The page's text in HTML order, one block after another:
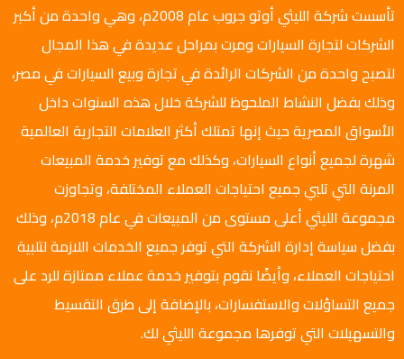
تأسست شركة الليثي أوتو جروب عام 2008م، وهي واحدة من أكبر
الشركات لتجارة السيارات ومرت بمراحل عديدة في هذا المجال
لتصبح واحدة من الشركات الرائدة في تجارة وبيع السيارات في مصر،
وذلك بفضل النشاط الملحوظ للشركة خلال هذه السنوات داخل
الأسواق المصرية حيث إنها تمتلك أكثر العلامات التجارية العالمية
شهرة لجميع أنواع السيارات، وكذلك مع توفير خدمة المبيعات
المرنة التي تلبي جميع احتياجات العملاء المختلفة، وتجاوزت
مجموعة الليثي أعلى مستوى من المبيعات في عام 2018م، وذلك
بفضل سياسة إدارة الشركة التي توفر جميع الخدمات اللازمة لتلبية
احتياجات العملاء، وأيضًا نقوم بتوفير خدمة عملاء ممتازة للرد على
جميع التساؤلات والاستفسارات، بالإضافة إلى طرق التقسيط
والتسهيلات التي توفرها مجموعة الليثي لك.